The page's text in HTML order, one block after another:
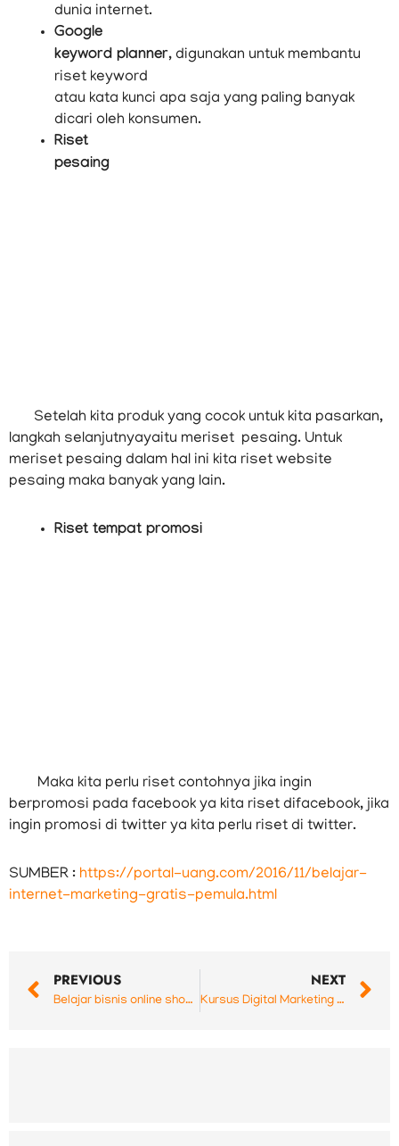
dunia internet.
Google
keyword planner, digunakan untuk membantu
riset keyword
atau kata kunci apa saja yang paling banyak
dicari oleh konsumen.
Riset
pesaing
Setelah kita produk yang cocok untuk kita pasarkan,
langkah selanjutnyayaitu meriset pesaing. Untuk
meriset pesaing dalam hal ini kita riset website
pesaing maka banyak yang lain.
Riset tempat promosi
Maka kita perlu riset contohnya jika ingin
berpromosi pada facebook ya kita riset difacebook, jika
ingin promosi di twitter ya kita perlu riset di twitter.
SUMBER : https://portal-uang.com/2016/11/belajar-
internet-marketing-gratis-pemula.html
PREVIOUS
Belajar bisnis online shop yang menjanjikan
NEXT
Kursus Digital Marketing Bagi Pemula